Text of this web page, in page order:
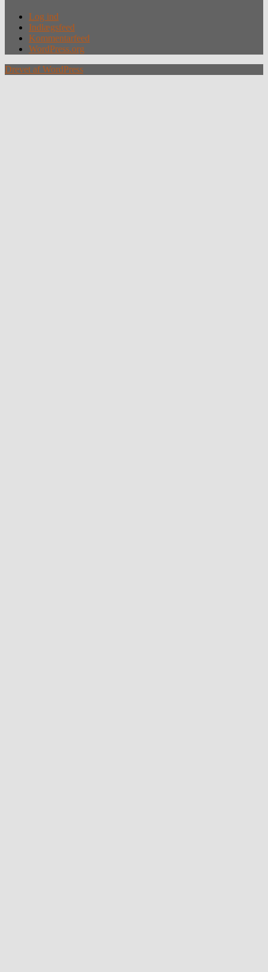
Log ind
Indlægsfeed
Kommentarfeed
WordPress.org
Drevet af WordPress